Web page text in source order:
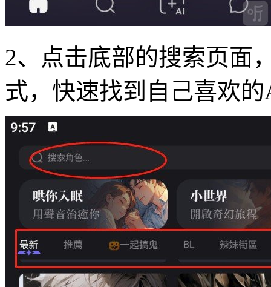
2、点击底部的搜索页面
式，快速找到自己喜欢